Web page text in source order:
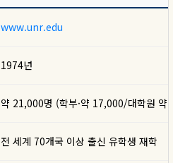
www.unr.edu
1974년
약 21,000명 (학부·약 17,000/대학원 약
전 세계 70개국 이상 출신 유학생 재학